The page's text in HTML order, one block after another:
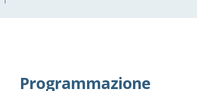
Programmazione